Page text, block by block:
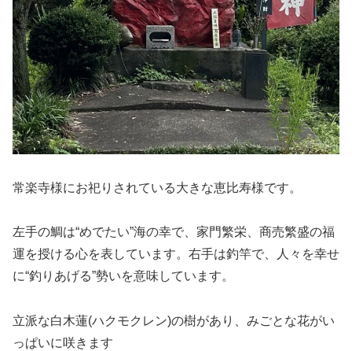
常楽寺様にお祀りされている大きな恵比寿様です。
左手の鯛は“めでたい”海の幸で、家門繁栄、商売繁盛の福
運を授ける心を表しています。右手は釣竿で、人々を幸せ
に“釣りあげる”勢いを意味しています。
立派な白木蓮(ハクモクレン)の樹があり、みごとな花がい
っぱいに咲きます